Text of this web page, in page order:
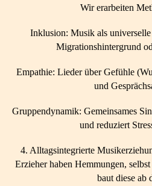
Wir erarbeiten
Inklusion: Musik als
Migrationshintergrund
Empathie: Lieder über Gefühle
und
Gruppendynamik: Gemeinsames
und reduziert
4. Alltagsintegrierte
Erzieher haben Hemmungen,
baut diese ab